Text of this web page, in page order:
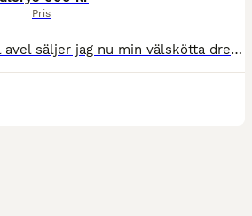
Pris
Då hästen har gått till avel säljer jag nu min välskötta dressyrsadel av märket Jensen Gladiateur, tillverkad i England. Bomvidd: Normal (M). Säte: 17,5-18 (L) Säte/Kåpa: Sadeln har en utformning s